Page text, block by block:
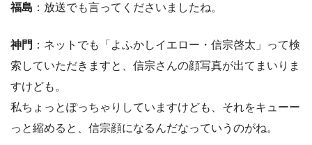
福島 ：放送でも言ってくださいましたね。
神門 ：ネットでも「よふかしイエロー・信宗啓太」って検
索していただきますと、信宗さんの顔写真が出てまいりま
すけども。
私ちょっとぽっちゃりしていますけども、それをキューー
っと縮めると、信宗顔になるんだなっていうのがね。